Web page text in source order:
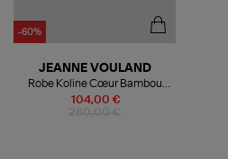
-60%
104,00 €
JEANNE VOULAND
Robe Koline Cœur Bambou
Noir